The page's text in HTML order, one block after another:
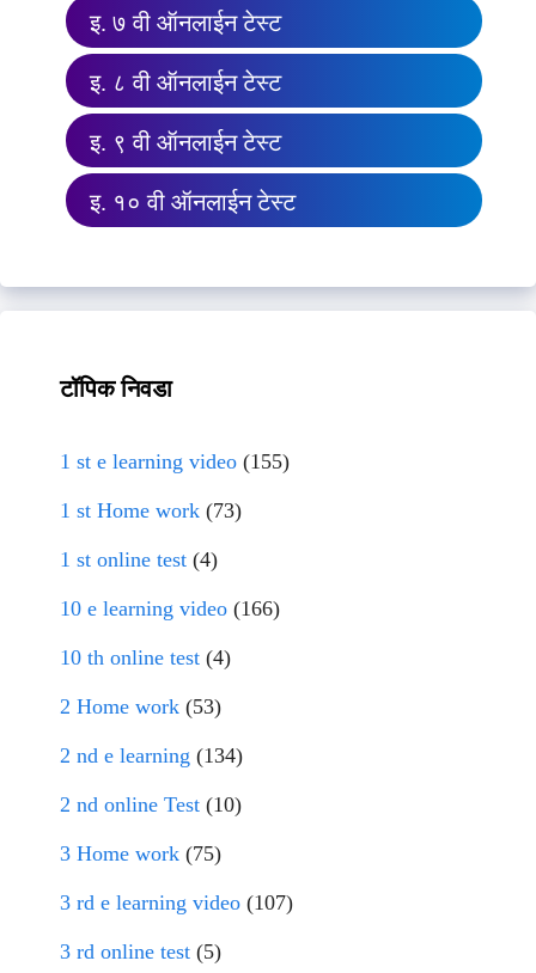
इ. ७ वी ऑनलाईन टेस्ट
इ. ८ वी ऑनलाईन टेस्ट
इ. ९ वी ऑनलाईन टेस्ट
इ. १० वी ऑनलाईन टेस्ट
टॉपिक निवडा
1 st e learning video (155)
1 st Home work (73)
1 st online test (4)
10 e learning video (166)
10 th online test (4)
2 Home work (53)
2 nd e learning (134)
2 nd online Test (10)
3 Home work (75)
3 rd e learning video (107)
3 rd online test (5)